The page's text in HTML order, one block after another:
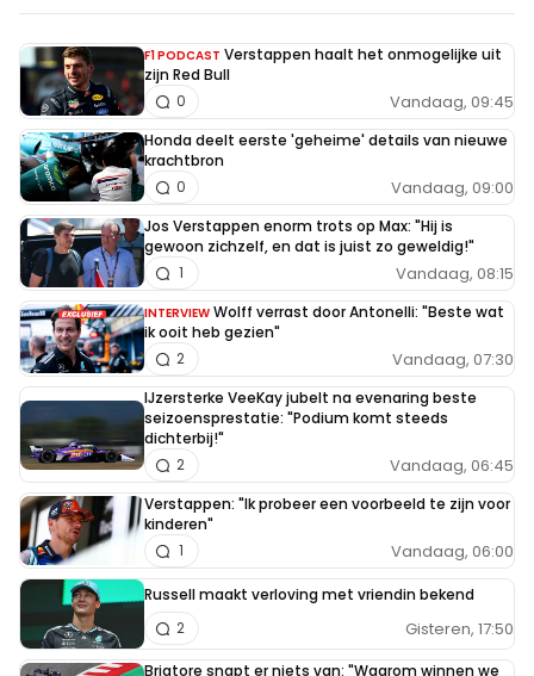
F1 PODCAST Verstappen haalt het onmogelijke uit
zijn Red Bull
Vandaag, 09:45
0
Honda deelt eerste 'geheime' details van nieuwe
krachtbron
Vandaag, 09:00
0
Jos Verstappen enorm trots op Max: "Hij is
gewoon zichzelf, en dat is juist zo geweldig!"
Vandaag, 08:15
1
INTERVIEW Wolff verrast door Antonelli: "Beste wat
ik ooit heb gezien"
Vandaag, 07:30
2
IJzersterke VeeKay jubelt na evenaring beste
seizoensprestatie: "Podium komt steeds
dichterbij!"
Vandaag, 06:45
2
Verstappen: "Ik probeer een voorbeeld te zijn voor
kinderen"
Vandaag, 06:00
1
Russell maakt verloving met vriendin bekend
Gisteren, 17:50
2
Briatore snapt er niets van: "Waarom winnen we